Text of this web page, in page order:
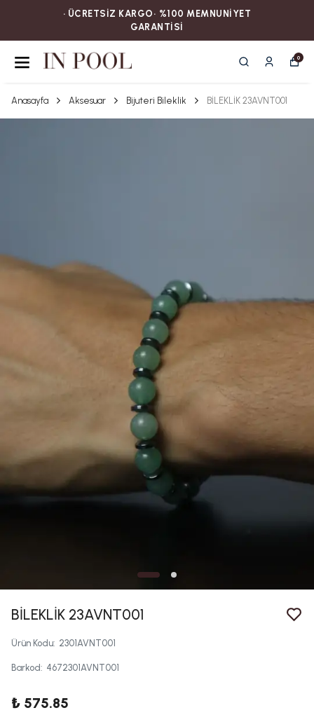
• ÜCRETSİZ KARGOㅤ‎‎‎‎‎‎‎‎• %100 MEMNUNİYET
GARANTİSİ
0
Anasayfa Aksesuar Bijuteri Bileklik BİLEKLİK 23AVNT001
BİLEKLİK 23AVNT001
Ürün Kodu: 2301AVNT001
Barkod: 4672301AVNT001
₺ 575.85